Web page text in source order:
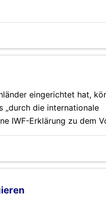
eingerichtet hat,
„durch die internationale
IWF-Erklärung zu dem